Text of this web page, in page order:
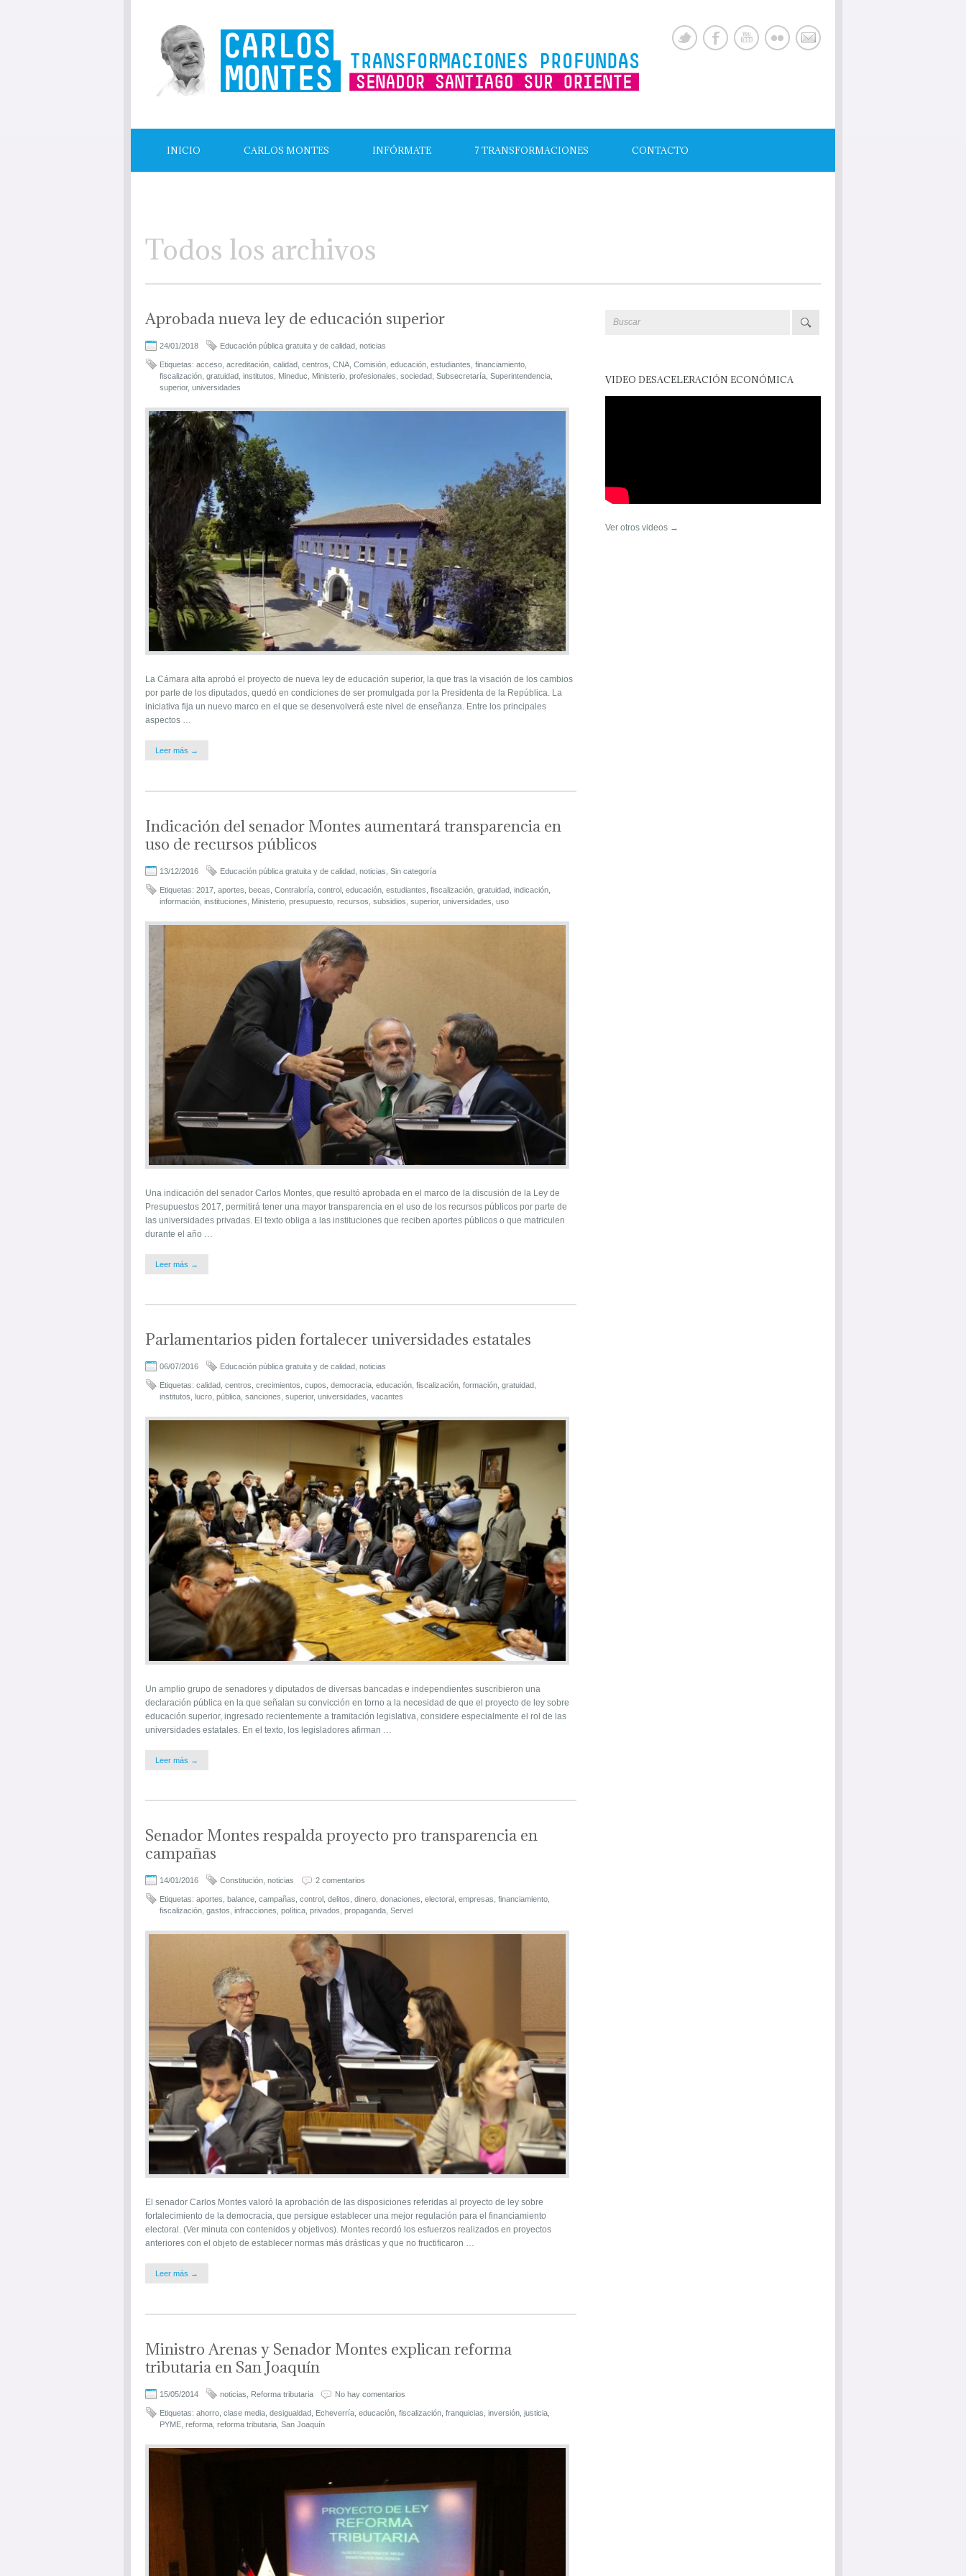
INICIO CARLOS MONTES INFÓRMATE 7 TRANSFORMACIONES CONTACTO
Todos los archivos
Aprobada nueva ley de educación superior
24/01/2018 Educación pública gratuita y de calidad noticias
Etiquetas: acceso acreditación calidad centros CNA Comisión educación estudiantes financiamiento
fiscalización gratuidad institutos Mineduc Ministerio profesionales sociedad Subsecretaría Superintendencia
superior, universidades
La Cámara alta aprobó el proyecto de nueva ley de educación superior, la que tras la visación de los cambios
por parte de los diputados, quedó en condiciones de ser promulgada por la Presidenta de la República. La
iniciativa fija un nuevo marco en el que se desenvolverá este nivel de enseñanza. Entre los principales
aspectos …
Leer más →
Indicación del senador Montes aumentará transparencia en
uso de recursos públicos
13/12/2016 Educación pública gratuita y de calidad noticias Sin categoría
Etiquetas: 2017 aportes becas Contraloría control educación estudiantes fiscalización gratuidad indicación
información instituciones Ministerio presupuesto recursos subsidios superior, universidades uso
Una indicación del senador Carlos Montes, que resultó aprobada en el marco de la discusión de la Ley de
Presupuestos 2017, permitirá tener una mayor transparencia en el uso de los recursos públicos por parte de
las universidades privadas. El texto obliga a las instituciones que reciben aportes públicos o que matriculen
durante el año …
Leer más →
Parlamentarios piden fortalecer universidades estatales
06/07/2016 Educación pública gratuita y de calidad, noticias
Etiquetas: calidad, centros, crecimientos, cupos, democracia, educación, fiscalización, formación, gratuidad,
institutos, lucro, pública, sanciones, superior, universidades, vacantes
Un amplio grupo de senadores y diputados de diversas bancadas e independientes suscribieron una
declaración pública en la que señalan su convicción en torno a la necesidad de que el proyecto de ley sobre
educación superior, ingresado recientemente a tramitación legislativa, considere especialmente el rol de las
universidades estatales. En el texto, los legisladores afirman …
Leer más →
Senador Montes respalda proyecto pro transparencia en
campañas
14/01/2016 Constitución noticias 2 comentarios
Etiquetas: aportes balance campañas control delitos dinero donaciones electoral empresas financiamiento
fiscalización gastos infracciones política privados propaganda Servel
El senador Carlos Montes valoró la aprobación de las disposiciones referidas al proyecto de ley sobre
fortalecimiento de la democracia, que persigue establecer una mejor regulación para el financiamiento
electoral. (Ver minuta con contenidos y objetivos). Montes recordó los esfuerzos realizados en proyectos
anteriores con el objeto de establecer normas más drásticas y que no fructificaron …
Leer más →
Ministro Arenas y Senador Montes explican reforma
tributaria en San Joaquín
15/05/2014 noticias Reforma tributaria No hay comentarios
Etiquetas: ahorro clase media desigualdad Echeverría educación fiscalización franquicias inversión justicia
PYME reforma reforma tributaria San Joaquín
VIDEO DESACELERACIÓN ECONÓMICA
Ver otros videos →